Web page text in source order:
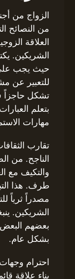
الزواج من
من النصائح
العلاقة
الشريكين.
حيث يجب على
للتعبير عن
تشكل حاجزاً
بتعلم
مهارات
تقارب
الناجح. من
والتكيف مع
طرف. هذا
مصدراً ثرياً
الشريكين.
بعضهم
بشكل عام.
احترام
بناء علاقة